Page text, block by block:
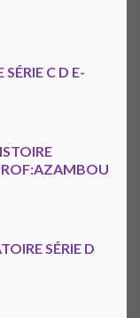
C D E-
SÉRIE D